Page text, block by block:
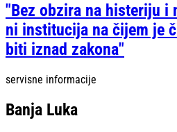
"Bez obzira na histeriju i
ni institucija na čijem je
biti iznad zakona"
servisne informacije
Banja Luka